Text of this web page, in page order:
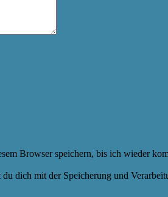
Browser speichern, bis ich wieder
dich mit der Speicherung und